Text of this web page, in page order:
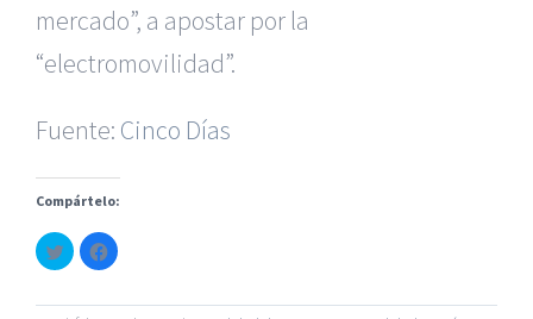
mercado”, a apostar por la
“electromovilidad”.
Fuente: Cinco Días
Compártelo:
Haz
clic
para
en
Haz
clic
en
de Accidentes en Madrid|BGD Abogados Madrid
|Formación para Abogados
|Hacer Contrato De
© Copyright 2010 -